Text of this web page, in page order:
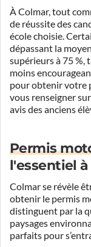
À Colmar, tout
de réussite des
école choisie.
dépassant la
supérieurs à 75 %,
moins
pour obtenir votre
vous renseigner
avis des anciens
Permis
l'essentiel
Colmar se révèle
obtenir le permis
distinguent par la
paysages
parfaits pour